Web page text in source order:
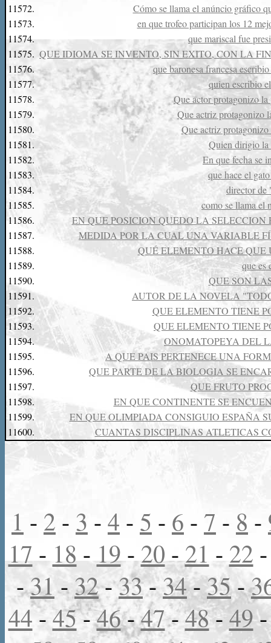
11572.
Cómo se llama el anúncio gráfico
11573.
en que trofeo participan los 12
11574.
que mariscal fue
11575. QUE IDIOMA SE INVENTO, SIN EXITO, CON LA
11576.
que baronesa francesa
11577.
quien escribio
11578.
Que actor protagonizo
11579.
Que actriz
11580.
Que actriz
11581.
Quien dirigio
11582.
En que fecha se
11583.
que hace el
11584.
director
11585.
como se llama el
11586.
EN QUE POSICION QUEDO LA
11587.
MEDIDA POR LA CUAL UNA VARIABLE
11588.
QUÉ ELEMENTO HACE
11589.
que es
11590.
QUE SON
11591.
AUTOR DE LA NOVELA
11592.
QUE ELEMENTO TIENE
11593.
QUE ELEMENTO TIENE
11594.
ONOMATOPEYA DEL
11595.
A QUE PAIS PERTENECE UNA
11596.
QUE PARTE DE LA BIOLOGIA SE
11597.
QUE FRUTO
11598.
EN QUE CONTINENTE SE
11599.
EN QUE OLIMPIADA CONSIGUIO ESPAÑA
11600.
CUANTAS DISCIPLINAS ATLETICAS
1 - 2 - 3 - 4 - 5 - 6 - 7 - 8 -
17- 18-19-20-21 -22
-31-32-33-34-35-
44-45-46-47-48-49